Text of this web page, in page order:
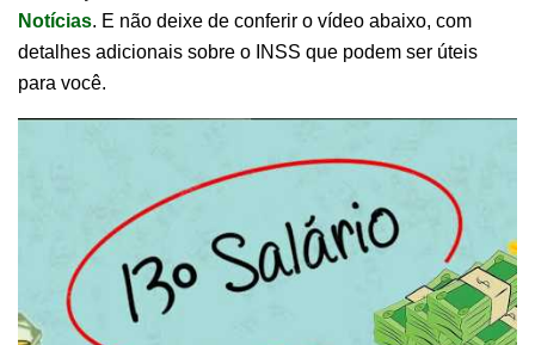
Notícias. E não deixe de conferir o vídeo abaixo, com
detalhes adicionais sobre o INSS que podem ser úteis
para você.